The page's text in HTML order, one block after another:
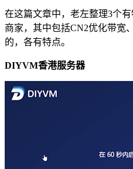
在这篇文章中，老左整理3个
商家，其中包括CN2优化带宽
的，各有特点。
DIYVM香港服务器